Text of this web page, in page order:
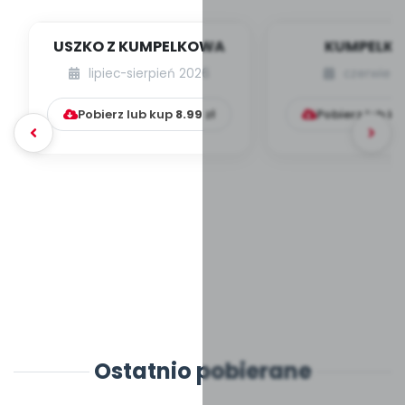
USZKO Z KUMPELKOWA
lipiec-sierpień 2026
Pobierz lub kup 8.99 zł Pobierz lub
Ostatnio pobierane